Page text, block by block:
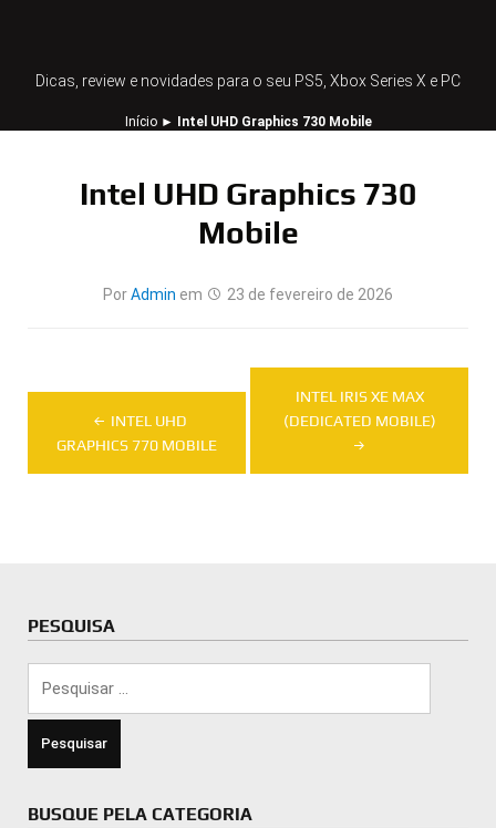
Dicas, review e novidades para o seu PS5, Xbox Series X e PC
Início► Intel UHD Graphics 730 Mobile
Intel UHD Graphics 730
Mobile
PorAdmin em 23 de fevereiro de 2026
Navegação
de
Post
INTEL UHD
GRAPHICS 770 MOBILE
INTEL IRIS XE MAX
(DEDICATED MOBILE)
PESQUISA
BUSQUE PELA CATEGORIA